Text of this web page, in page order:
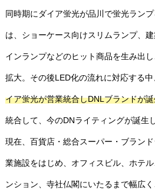
同時期にダイア蛍光が品川で蛍光ラン
は、ショーケース向けスリムランプ、
インランプなどのヒット商品を生み出
拡大。その後LED化の流れに対応する
イア蛍光が営業統合しDNLブランドが
統合して、今のDNライティングが誕生
現在、百貨店・総合スーパー・ブラン
業施設をはじめ、オフィスビル、ホテ
ンション、寺社仏閣にいたるまで幅広